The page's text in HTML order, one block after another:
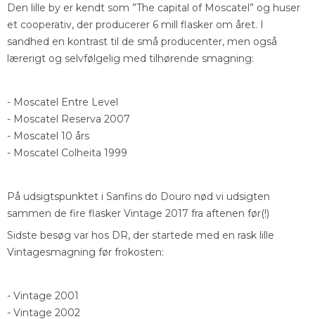
Den lille by er kendt som ”The capital of Moscatel” og huser
et cooperativ, der producerer 6 mill flasker om året. I
sandhed en kontrast til de små producenter, men også
lærerigt og selvfølgelig med tilhørende smagning:
- Moscatel Entre Level
- Moscatel Reserva 2007
- Moscatel 10 års
- Moscatel Colheita 1999
På udsigtspunktet i Sanfins do Douro nød vi udsigten
sammen de fire flasker Vintage 2017 fra aftenen før(!)
Sidste besøg var hos DR, der startede med en rask lille
Vintagesmagning før frokosten:
- Vintage 2001
- Vintage 2002